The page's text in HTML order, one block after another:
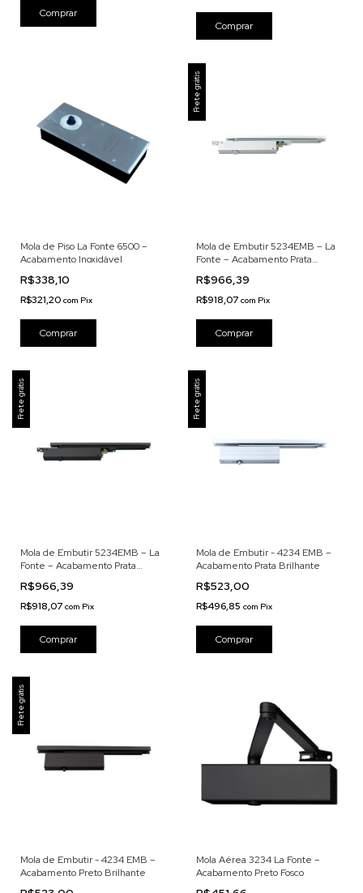
Mola de Piso La Fonte 6500 –
Acabamento Inoxidável
R$338,10
R$321,20 com Pix
Frete grátis
Mola de Embutir 5234EMB – La
Fonte – Acabamento Prata
R$966,39
R$918,07 com Pix
Frete grátis
Mola de Embutir 5234EMB – La
Fonte – Acabamento Prata
R$966,39
R$918,07 com Pix
Frete grátis
Mola de Embutir - 4234 EMB –
Acabamento Prata Brilhante
R$523,00
R$496,85 com Pix
Frete grátis
Mola de Embutir - 4234 EMB –
Acabamento Preto Brilhante
Mola Aérea 3234 La Fonte –
Acabamento Preto Fosco